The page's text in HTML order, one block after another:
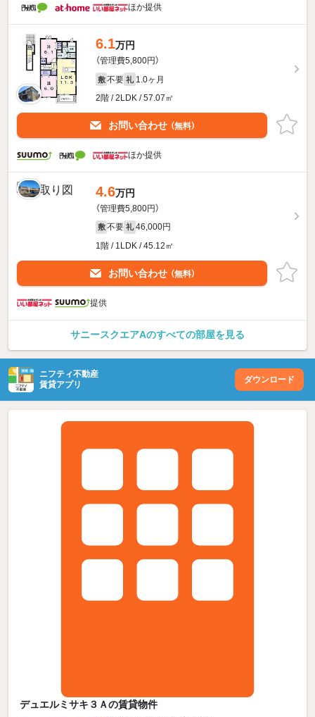
ほか提供
6.1万円
（管理費5,800円）
敷 不要 礼 1.0ヶ月
2階 / 2LDK / 57.07㎡
お問い合わせ （無料）
ほか提供
4.6万円
（管理費5,800円）
敷 不要 礼 46,000円
1階 / 1LDK / 45.12㎡
お問い合わせ （無料）
提供
サニースクエアAのすべての部屋を見る
ニフティ不動産
賃貸アプリ
ダウンロード
デュエルミサキ３Ａの賃貸物件